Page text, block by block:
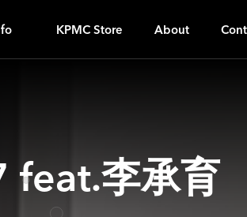
KPMC Store About
feat.李承育